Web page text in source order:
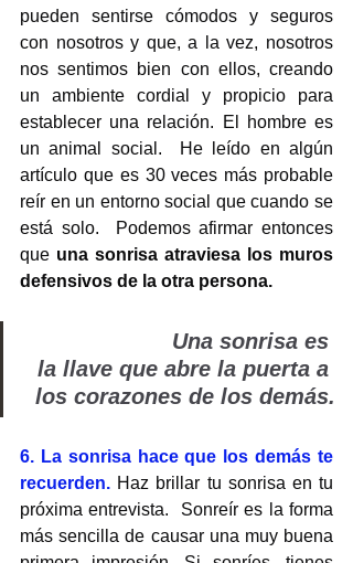
pueden sentirse cómodos y seguros
con nosotros y que, a la vez, nosotros
nos sentimos bien con ellos, creando
un ambiente cordial y propicio para
establecer una relación. El hombre es
un animal social.  He leído en algún
artículo que es 30 veces más probable
reír en un entorno social que cuando se
está solo.  Podemos afirmar entonces
que una sonrisa atraviesa los muros
defensivos de la otra persona.
la llave que abre la puerta a
los corazones de los demás.
6. La sonrisa hace que los demás te
recuerden. Haz brillar tu sonrisa en tu
próxima entrevista.  Sonreír es la forma
más sencilla de causar una muy buena